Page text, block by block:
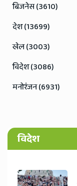
बिजनेस (3610)
देश (13699)
खेल (3003)
विदेश (3086)
मनोरंजन (6931)
विदेश